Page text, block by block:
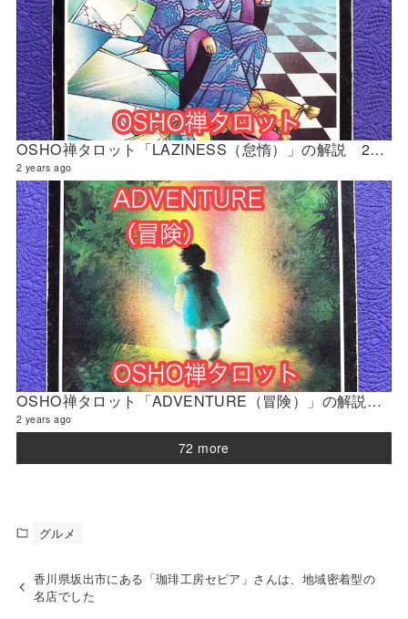
OSHO禅タロット「LAZINESS（怠惰）」の解説 2024年4月の門鑑定（修門）
2 years ago
OSHO禅タロット「ADVENTURE（冒険）」の解説 2024年4月の門鑑定（官門）
2 years ago
72 more
グルメ
香川県坂出市にある「珈琲工房セピア」さんは、地域密着型の
名店でした